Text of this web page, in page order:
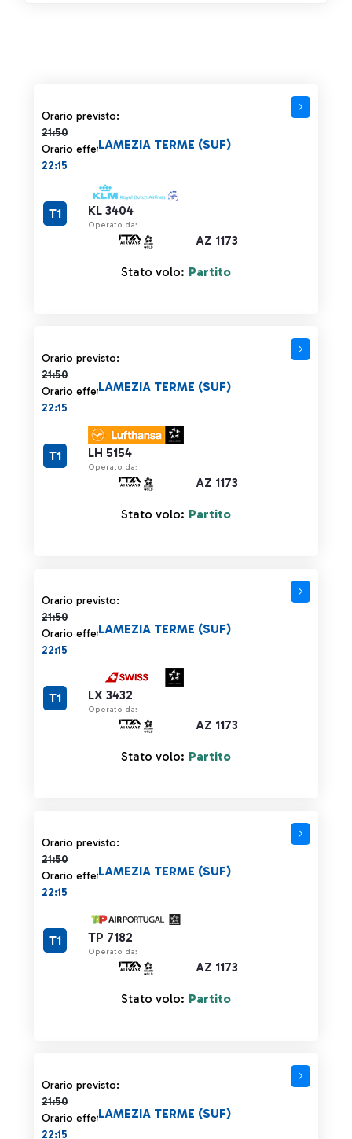
Orario previsto:
21:50
Orario previsto 21:50 barrato
Orario effettivo:
22:15
KL 3404
Operato da:
AZ 1173
LAMEZIA TERME (SUF)
T1
Stato volo: Partito
Orario previsto:
21:50
Orario previsto 21:50 barrato
Orario effettivo:
22:15
LH 5154
Operato da:
AZ 1173
LAMEZIA TERME (SUF)
T1
Stato volo: Partito
Orario previsto:
21:50
Orario previsto 21:50 barrato
Orario effettivo:
22:15
LX 3432
Operato da:
AZ 1173
LAMEZIA TERME (SUF)
T1
Stato volo: Partito
Orario previsto:
21:50
Orario previsto 21:50 barrato
Orario effettivo:
22:15
TP 7182
Operato da:
AZ 1173
LAMEZIA TERME (SUF)
T1
Stato volo: Partito
Orario previsto:
21:50
Orario previsto 21:50 barrato
Orario effettivo:
22:15
LAMEZIA TERME (SUF)